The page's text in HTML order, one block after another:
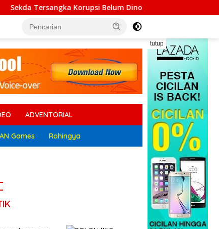
Korupsi Belum Dinonaktifkan, Ratusan Massa JPK
tutup
ADVENTORIAL
Games Rohingya